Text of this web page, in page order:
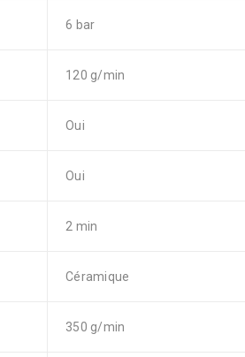
6 bar
120 g/min
Oui
Oui
2 min
Céramique
350 g/min